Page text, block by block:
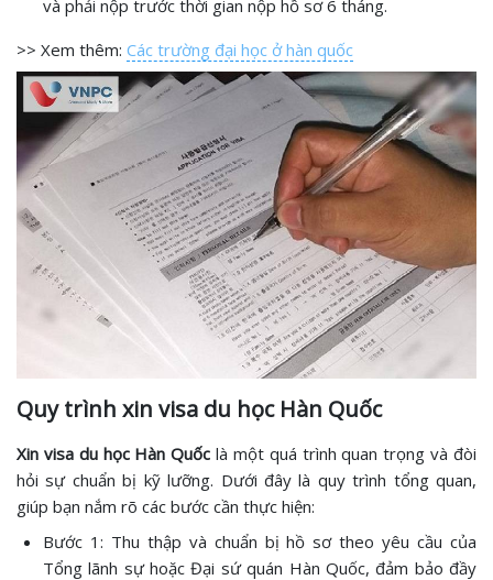
và phải nộp trước thời gian nộp hồ sơ 6 tháng.
>> Xem thêm: Các trường đại học ở hàn quốc
Quy trình xin visa du học Hàn Quốc
Xin visa du học Hàn Quốc là một quá trình quan trọng và đòi
hỏi sự chuẩn bị kỹ lưỡng. Dưới đây là quy trình tổng quan,
giúp bạn nắm rõ các bước cần thực hiện:
Bước 1: Thu thập và chuẩn bị hồ sơ theo yêu cầu của
Tổng lãnh sự hoặc Đại sứ quán Hàn Quốc, đảm bảo đầy